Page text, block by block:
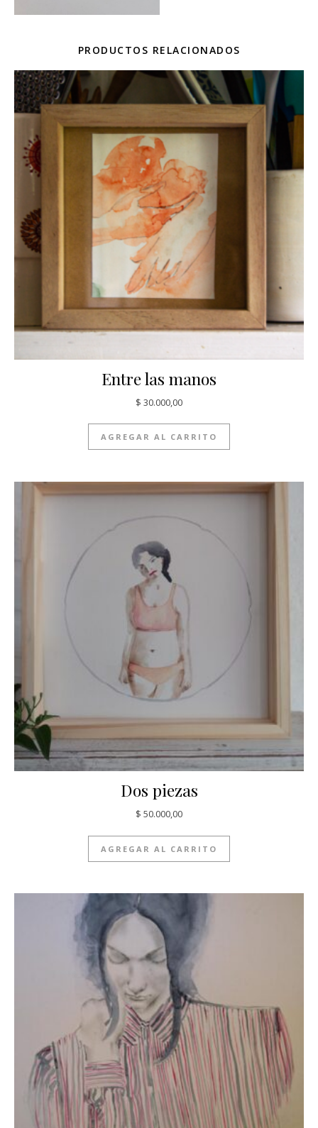
PRODUCTOS RELACIONADOS
Entre las manos
$ 30.000,00
AGREGAR AL CARRITO
Dos piezas
$ 50.000,00
AGREGAR AL CARRITO